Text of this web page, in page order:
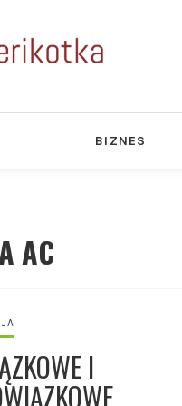
BIZNES
AC
I